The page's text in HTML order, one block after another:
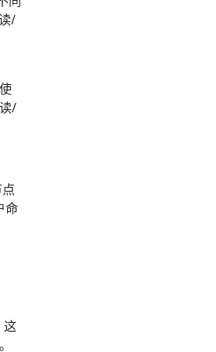
/
/
命
这